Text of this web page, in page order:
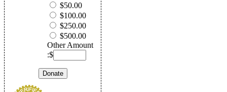
$50.00
$100.00
$250.00
$500.00
Other Amount
:$